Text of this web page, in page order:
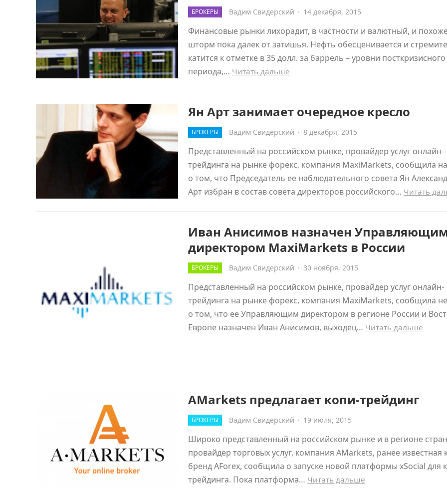
БРОКЕРЫ Вадим Свидерский · 14 декабря, 2015
Финансовые рынки лихорадит, в частности и валютный, и
шторм пока далек от затишья. Нефть обесценивается и
катится к отметке в 35 долл. за баррель – уровни посткризисного
периода,… Читать дальше
Ян Арт занимает очередное кресло
БРОКЕРЫ Вадим Свидерский · 8 декабря, 2015
Представленный на российском рынке, провайдер услуг онлайн-
трейдинга на рынке форекс, компания MaxiMarkets, сообщила
о том, что Председатель ее наблюдательного совета Ян
Арт избран в состав совета директоров российского… Читать
Иван Анисимов назначен
директором MaxiMarkets в России
БРОКЕРЫ Вадим Свидерский · 30 ноября, 2015
Представленный на российском рынке, провайдер услуг онлайн-
трейдинга на рынке форекс, компания MaxiMarkets, сообщила
о том, что ее Управляющим директором в регионе России и
Европе назначен Иван Анисимов, выходец… Читать дальше
AMarkets предлагает копи-трейдинг
БРОКЕРЫ Вадим Свидерский · 19 июля, 2015
Широко представленный на российском рынке и в регионе
провайдер торговых услуг, компания AMarkets, ранее известная
бренд AForex, сообщила о запуске новой платформы xSocial для
трейдинга. Пока платформа… Читать дальше